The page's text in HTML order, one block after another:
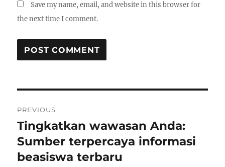
Save my name, email, and website in this browser for
the next time I comment.
navigation
PREVIOUS
Previous
post:
Tingkatkan wawasan Anda:
Sumber terpercaya informasi
beasiswa terbaru